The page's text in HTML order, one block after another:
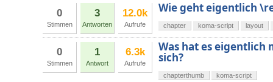
0
Stimmen
3
Antworten
12.0k
Aufrufe
Wie geht eigentlich
chapter koma-script layout
0
Stimmen
1
Antwort
6.3k
Aufrufe
Was hat es
sich?
chapterthumb koma-script